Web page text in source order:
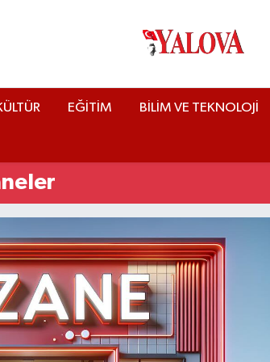
EĞİTİM BİLİM VE TEKNOLOJİ